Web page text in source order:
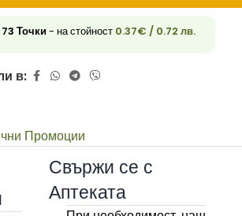
73 Точки- на стойност 0.37€ / 0.72 лв.
в:
Промоции
Свържи се с
Аптеката